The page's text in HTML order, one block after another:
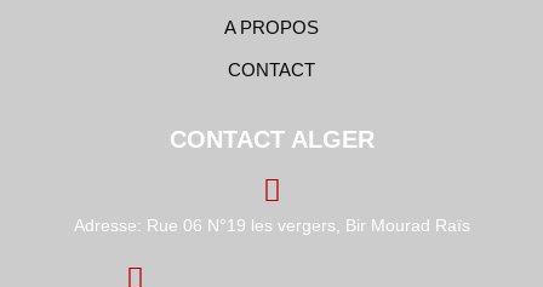
A PROPOS
CONTACT
CONTACT ALGER
Adresse: Rue 06 N°19 les vergers, Bir Mourad Raïs